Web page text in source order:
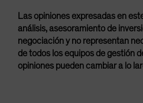
Las opiniones expresadas en
análisis, asesoramiento de
negociación y no representan
de todos los equipos de gestión
opiniones pueden cambiar a lo